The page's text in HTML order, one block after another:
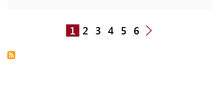
1 2 3 4 5 6